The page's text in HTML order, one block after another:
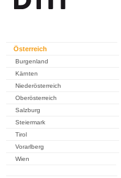
Österreich
Burgenland
Kärnten
Niederösterreich
Oberösterreich
Salzburg
Steiermark
Tirol
Vorarlberg
Wien